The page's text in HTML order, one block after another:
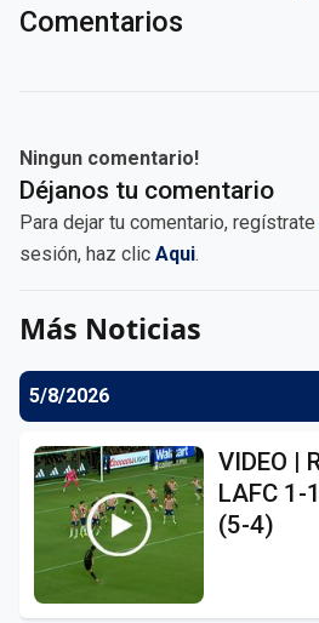
Comentarios
Ningun comentario!
Déjanos tu comentario
Para dejar tu comentario, regístrate
sesión, haz clic Aqui.
Más Noticias
5/8/2026
VIDEO |
LAFC 1-
(5-4)